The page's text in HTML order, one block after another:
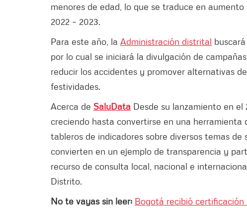
menores de edad, lo que se traduce en
2022 – 2023.
Para este año, la Administración distrital
por lo cual se iniciará la divulgación de
reducir los accidentes y promover alternativas
festividades.
Acerca de SaluData Desde su lanzamiento en
creciendo hasta convertirse en una herramienta
tableros de indicadores sobre diversos temas de
convierten en un ejemplo de transparencia y
recurso de consulta local, nacional e
Distrito.
No te vayas sin leer: Bogotá recibió